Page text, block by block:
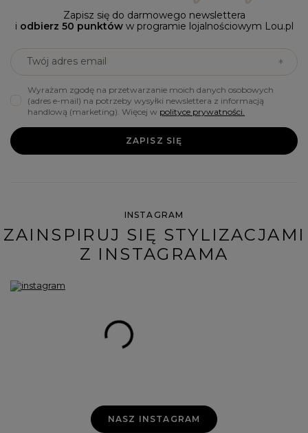
Zapisz się do darmowego newslettera
i odbierz 50 punktóww programie lojalnościowym Lou.pl
Twój adres email
Wyrażam zgodę na przetwarzanie moich danych osobowych
(adres e-mail) na potrzeby wysyłki newslettera z informacją
handlową (marketing). Więcej w polityce prywatności.
ZAPISZ SIĘ
INSTAGRAM
ZAINSPIRUJ SIĘ STYLIZACJAMI
Z INSTAGRAMA
NASZ INSTAGRAM